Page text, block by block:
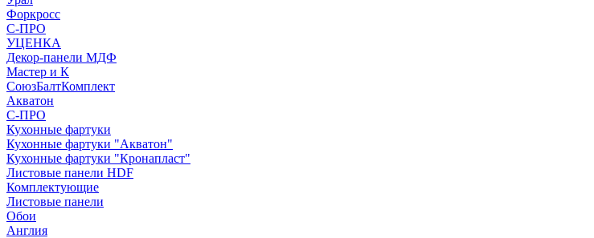
Форкросс
С-ПРО
УЦЕНКА
Декор-панели МДФ
Мастер и К
СоюзБалтКомплект
Акватон
С-ПРО
Кухонные фартуки
Кухонные фартуки "Акватон"
Кухонные фартуки "Кронапласт"
Листовые панели HDF
Комплектующие
Листовые панели
Обои
Англия